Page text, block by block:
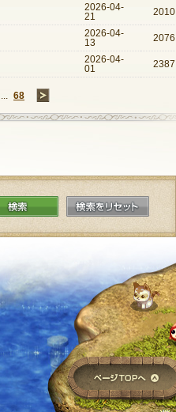
2026-04-
21
2010
2026-04-
13
2076
2026-04-
01
2387
68
検索